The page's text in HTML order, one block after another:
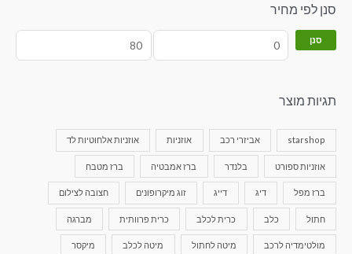
סנן לפי מחיר
סנן
תגיות מוצר
starshop אביזרי רכב אוזניות אוזניות אלחוטיות לד
אוזניות ספורט בלנדר ברז אמבטיה ברז מטבח
ברז מפל דיג דייג זוג מיקרופונים חצובה לצילום
חתול כלב כרית לכלב כרית פרוותית מברגה
מולטימדיה לרכב מיטה לחתול מיטה לכלב מיקסר